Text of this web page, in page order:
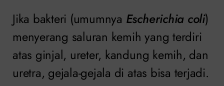
Jika bakteri (umumnya Escherichia coli)
menyerang saluran kemih yang terdiri
atas ginjal, ureter, kandung kemih, dan
uretra, gejala-gejala di atas bisa terjadi.